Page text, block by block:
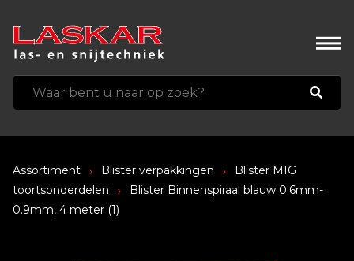
Assortiment Blister verpakkingen
Blister MIG
toortsonderdelen
Blister Binnenspiraal blauw 0.6mm-
0.9mm, 4 meter (1)